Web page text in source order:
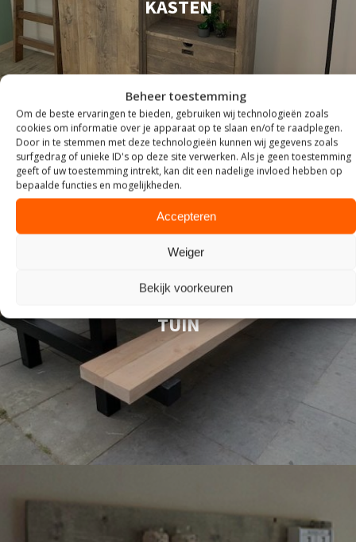
Beheer toestemming
Om de beste ervaringen te bieden, gebruiken wij technologieën zoals
cookies om informatie over je apparaat op te slaan en/of te raadplegen.
Door in te stemmen met deze technologieën kunnen wij gegevens zoals
surfgedrag of unieke ID's op deze site verwerken. Als je geen toestemming
geeft of uw toestemming intrekt, kan dit een nadelige invloed hebben op
bepaalde functies en mogelijkheden.
Accepteren
Weiger
Bekijk voorkeuren
KASTEN
TUIN